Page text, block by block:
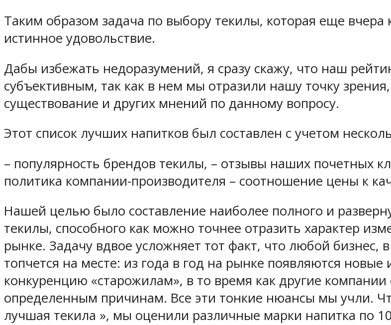
Таким образом задача по выбору текилы, которая еще вчера
истинное удовольствие.
Дабы избежать недоразумений, я сразу скажу, что наш
субъективным, так как в нем мы отразили нашу точку
существование и других мнений по данному вопросу.
Этот список лучших напитков был составлен с учетом
– популярность брендов текилы, – отзывы наших почетных
политика компании-производителя – соотношение цены к
Нашей целью было составление наиболее полного и
текилы, способного как можно точнее отразить характер
рынке. Задачу вдвое усложняет тот факт, что любой бизнес,
топчется на месте: из года в год на рынке появляются новые
конкуренцию «старожилам», в то время как другие
определенным причинам. Все эти тонкие нюансы мы учли.
лучшая текила », мы оценили различные марки напитка по